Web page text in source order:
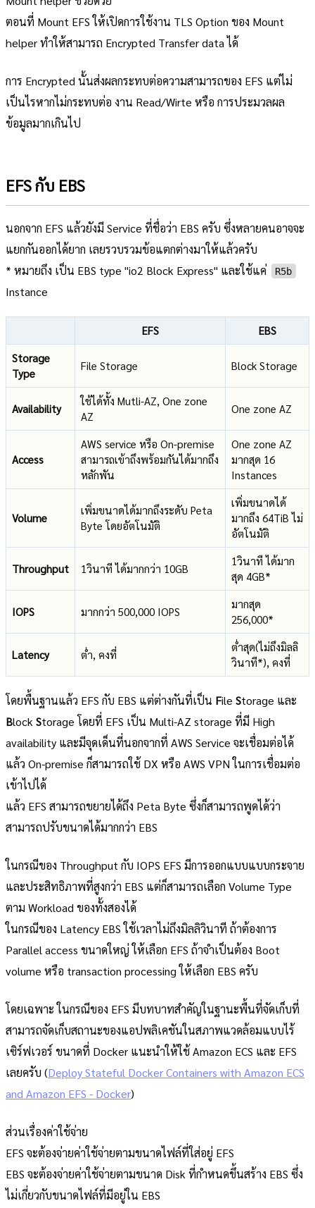
ตอนที่ Mount EFS ให้เปิดการใช้งาน TLS Option ของ Mount
helper ทำให้สามารถ Encrypted Transfer data ได้
การ Encrypted นั้นส่งผลกระทบต่อความสามารถของ EFS แต่ไม่
เป็นไรหากไม่กระทบต่อ งาน Read/Wirte หรือ การประมวลผล
ข้อมูลมากเกินไป
EFS กับ EBS
นอกจาก EFS แล้วยังมี Service ที่ชื่อว่า EBS ครับ ซึ่งหลายคนอาจจะ
แยกกันออกได้ยาก เลยรวบรวมข้อแตกต่างมาให้แล้วครับ
* หมายถึง เป็น EBS type "io2 Block Express" และใช้แค่
R5b
Instance
EFS
EBS
Storage
Type
File Storage Block Storage
Availability
ใช้ได้ทั้ง Mutli-AZ, One zone
AZ
One zone AZ
Access
AWS service หรือ On-premise
สามารถเข้าถึงพร้อมกันได้มากถึง
หลักพัน
One zone AZ
มากสุด 16
Instances
Volume
เพิ่มขนาดได้มากถึงระดับ Peta
Byte โดยอัตโนมัติ
เพิ่มขนาดได้
มากถึง 64TiB ไม่
อัตโนมัติ
Throughput 1วินาที ได้มากกว่า 10GB
1วินาที ได้มาก
สุด 4GB*
IOPS มากกว่า 500,000 IOPS
มากสุด
256,000*
Latency ต่ำ, คงที่
ต่ำสุด(ไม่ถึงมิลลิ
วินาที*), คงที่
โดยพื้นฐานแล้ว EFS กับ EBS แต่ต่างกันที่เป็น File Storage และ
Block Storage โดยที่ EFS เป็น Multi-AZ storage ที่มี High
availability และมีจุดเด็นที่นอกจากที่ AWS Service จะเชื่อมต่อได้
แล้ว On-premise ก็สามารถใช้ DX หรือ AWS VPN ในการเชื่อมต่อ
เข้าไปได้
แล้ว EFS สามารถขยายได้ถึง Peta Byte ซึ่งก็สามารถพูดได้ว่า
สามารถปรับขนาดได้มากกว่า EBS
ในกรณีของ Throughput กับ IOPS EFS มีการออกแบบแบบกระจาย
และประสิทธิภาพที่สูงกว่า EBS แต่ก็สามารถเลือก Volume Type
ตาม Workload ของทั้งสองได้
ในกรณีของ Latency EBS ใช้เวลาไม่ถึงมิลลิวินาที ถ้าต้องการ
Parallel access ขนาดใหญ่ ให้เลือก EFS ถ้าจำเป็นต้อง Boot
volume หรือ transaction processing ให้เลือก EBS ครับ
โดยเฉพาะ ในกรณีของ EFS มีบทบาทสำคัญในฐานะพื้นที่จัดเก็บที่
สามารถจัดเก็บสถานะของแอปพลิเคชันในสภาพแวดล้อมแบบไร้
เซิร์ฟเวอร์ ขนาดที่ Docker แนะนำให้ใช้ Amazon ECS และ EFS
เลยครับ (Deploy Stateful Docker Containers with Amazon ECS
and Amazon EFS - Docker)
ส่วนเรื่องค่าใช้จ่าย
EFS จะต้องจ่ายค่าใช้จ่ายตามขนาดไฟล์ที่ใส่อยู่ EFS
EBS จะต้องจ่ายค่าใช้จ่ายตามขนาด Disk ที่กำหนดขึ้นสร้าง EBS ซึ่ง
ไม่เกี่ยวกับขนาดไฟล์ที่มีอยู่ใน EBS